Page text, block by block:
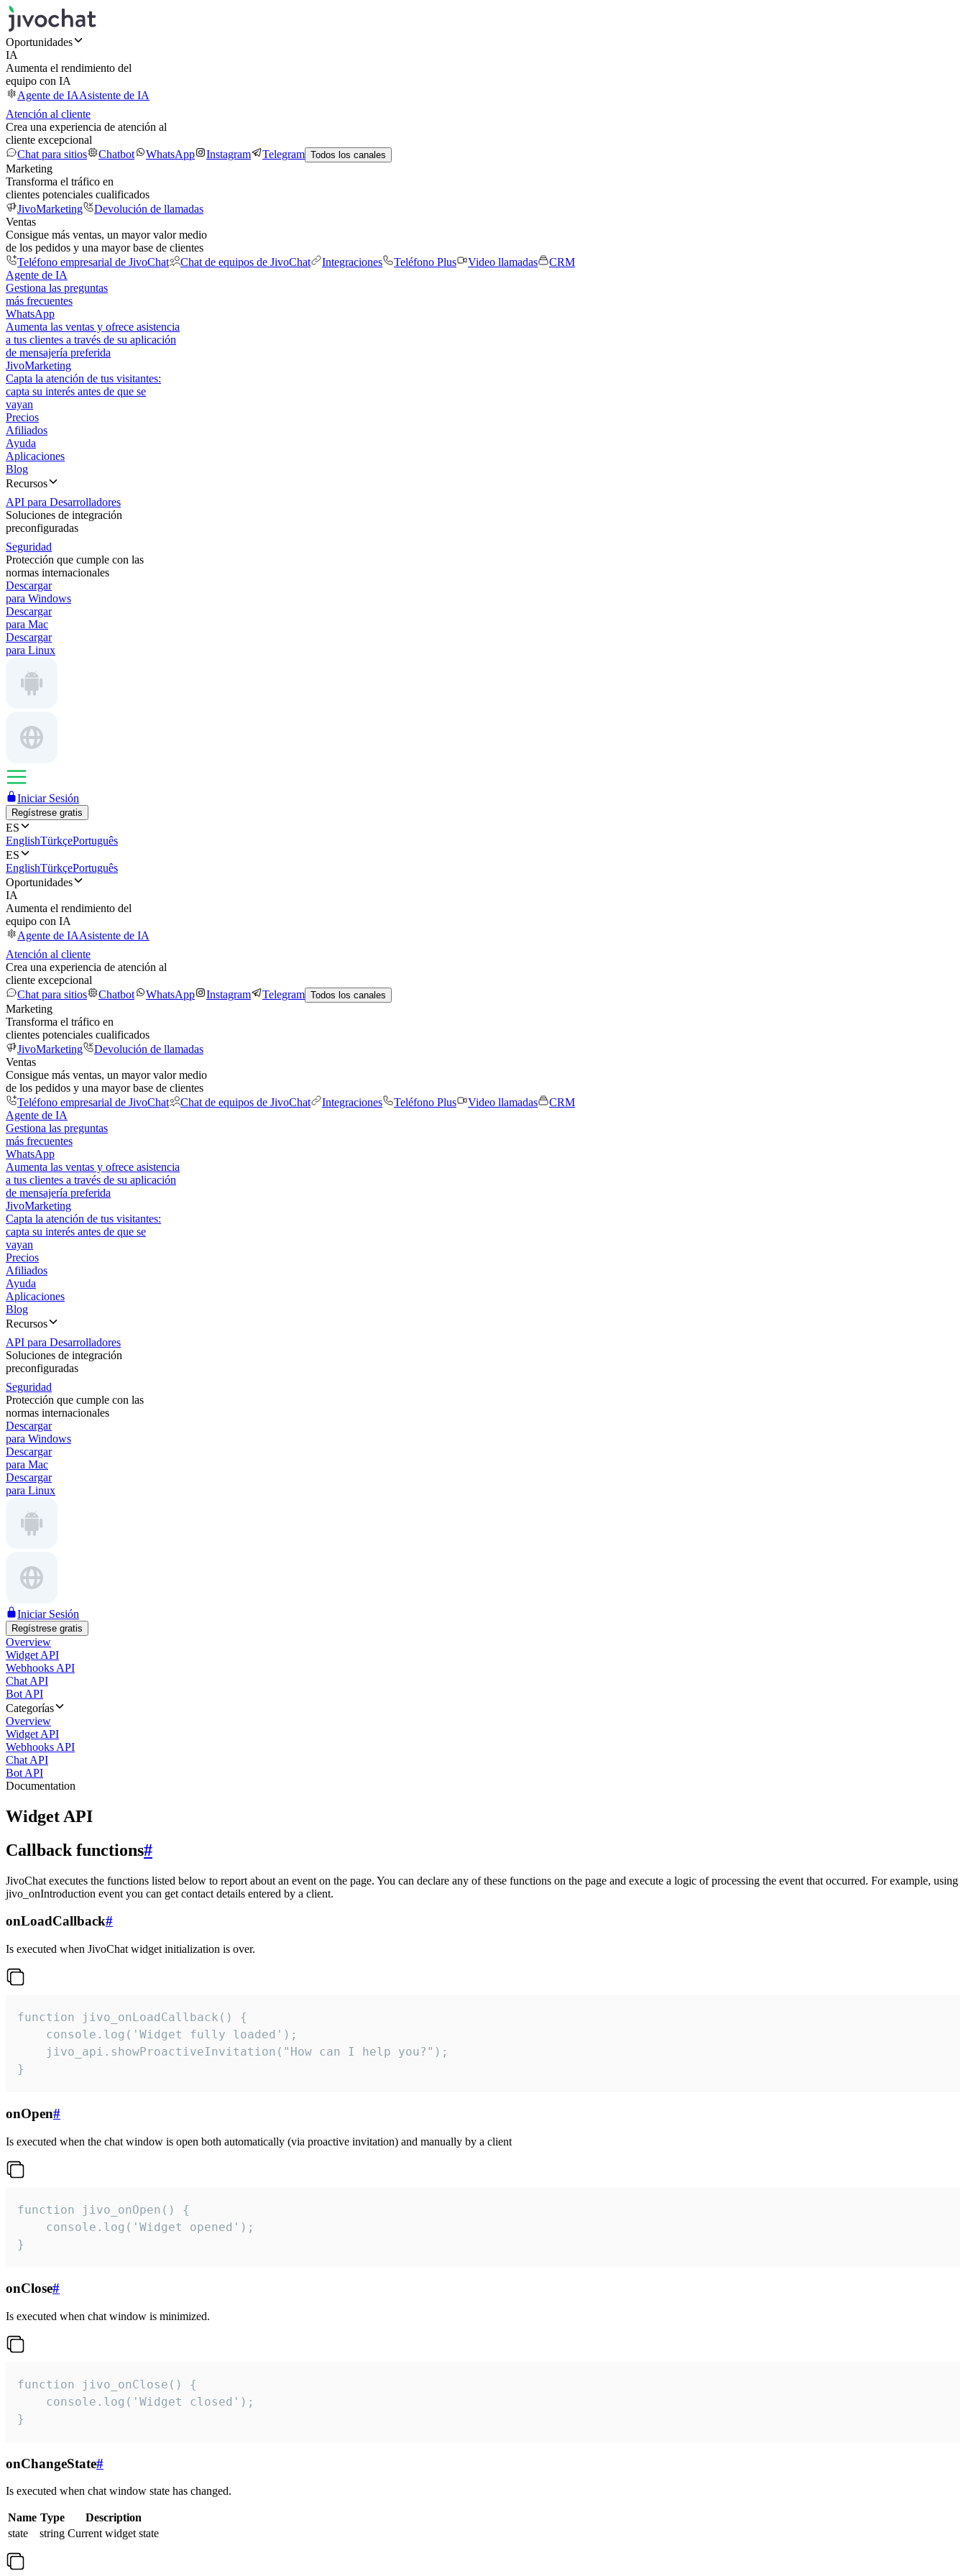
Oportunidades
IA
Aumenta el rendimiento del
equipo con IA
Agente de IAAsistente de IA
Atención al cliente
Crea una experiencia de atención al
cliente excepcional
Chat para sitios
Chatbot WhatsApp Instagram Telegram Todos los canales
Marketing
Transforma el tráfico en
clientes potenciales cualificados
JivoMarketing
Devolución de llamadas
Ventas
Consigue más ventas, un mayor valor medio
de los pedidos y una mayor base de clientes
Teléfono empresarial de JivoChat
Chat de equipos de JivoChat Integraciones Teléfono Plus Video llamadas
CRM
Agente de IA
Gestiona las preguntas
más frecuentes
WhatsApp
Aumenta las ventas y ofrece asistencia
a tus clientes a través de su aplicación
de mensajería preferida
JivoMarketing
Capta la atención de tus visitantes:
capta su interés antes de que se
vayan
Precios
Afiliados
Ayuda
Aplicaciones
Blog
Recursos
API para Desarrolladores
Soluciones de integración
preconfiguradas
Seguridad
Protección que cumple con las
normas internacionales
Descargar
para Windows
Descargar
para Mac
Descargar
para Linux
Iniciar Sesión
Regístrese gratis
ES
EnglishTürkçePortuguês
ES
EnglishTürkçePortuguês
Oportunidades
IA
Aumenta el rendimiento del
equipo con IA
Agente de IAAsistente de IA
Atención al cliente
Crea una experiencia de atención al
cliente excepcional
Chat para sitios
Chatbot WhatsApp Instagram Telegram Todos los canales
Marketing
Transforma el tráfico en
clientes potenciales cualificados
JivoMarketing
Devolución de llamadas
Ventas
Consigue más ventas, un mayor valor medio
de los pedidos y una mayor base de clientes
Teléfono empresarial de JivoChat
Chat de equipos de JivoChat Integraciones Teléfono Plus Video llamadas
CRM
Agente de IA
Gestiona las preguntas
más frecuentes
WhatsApp
Aumenta las ventas y ofrece asistencia
a tus clientes a través de su aplicación
de mensajería preferida
JivoMarketing
Capta la atención de tus visitantes:
capta su interés antes de que se
vayan
Precios
Afiliados
Ayuda
Aplicaciones
Blog
Recursos
API para Desarrolladores
Soluciones de integración
preconfiguradas
Seguridad
Protección que cumple con las
normas internacionales
Descargar
para Windows
Descargar
para Mac
Descargar
para Linux
Iniciar Sesión
Regístrese gratis
Overview
Widget API
Webhooks API
Chat API
Bot API
Categorías
Overview
Widget API
Webhooks API
Chat API
Bot API
Documentation
Widget API
Callback functions#
JivoChat executes the functions listed below to report about an event on the page. You can declare any of these functions on the page and execute a logic of processing the event that occurred. For example, using
jivo_onIntroduction event you can get contact details entered by a client.
onLoadCallback#
Is executed when JivoChat widget initialization is over.
function jivo_onLoadCallback() {
    console.log('Widget fully loaded');
    jivo_api.showProactiveInvitation("How can I help you?");
}
onOpen#
Is executed when the chat window is open both automatically (via proactive invitation) and manually by a client
function jivo_onOpen() {
    console.log('Widget opened');
}
onClose#
Is executed when chat window is minimized.
function jivo_onClose() {
    console.log('Widget closed');
}
onChangeState#
Is executed when chat window state has changed.
Name Type
Description
state
string Current widget state